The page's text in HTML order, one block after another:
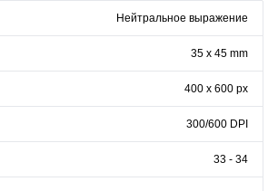
Нейтральное выражение
35 x 45 mm
400 x 600 px
300/600 DPI
33 - 34